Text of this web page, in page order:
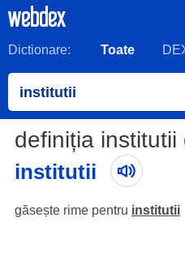
Dictionare: Toate
definiția institutii
institutii
găsește rime pentru institutii